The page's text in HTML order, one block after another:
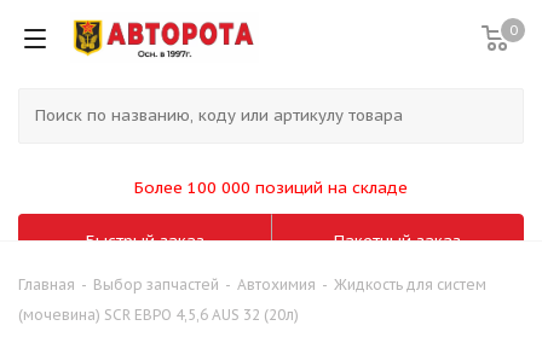
0
Более 100 000 позиций на складе
Быстрый заказ Пакетный заказ
Главная - Выбор запчастей - Автохимия - Жидкость для систем
(мочевина) SCR ЕВРО 4,5,6 AUS 32 (20л)